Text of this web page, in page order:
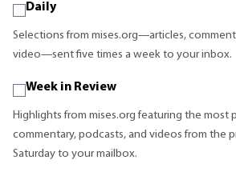
Daily
Selections from mises.org—articles,
video—sent five times a week to your inbox.
Week in Review
Highlights from mises.org featuring the most
commentary, podcasts, and videos from the
Saturday to your mailbox.